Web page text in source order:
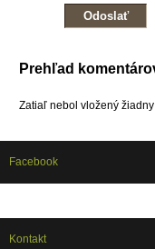
Prehľad
Zatiaľ nebol vložený
Facebook
Kontakt